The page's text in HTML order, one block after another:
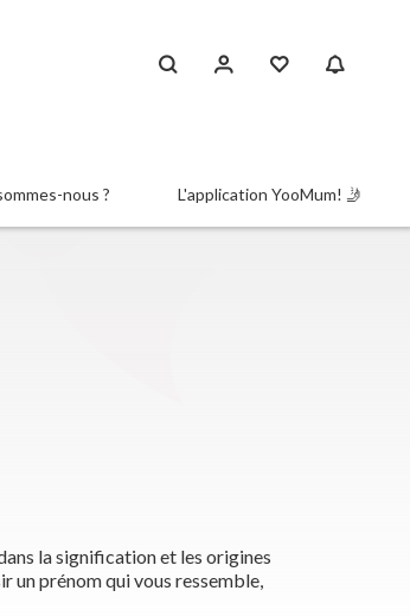
nous ? L'application YooMum! 🤳
la signification et les origines
un prénom qui vous ressemble,